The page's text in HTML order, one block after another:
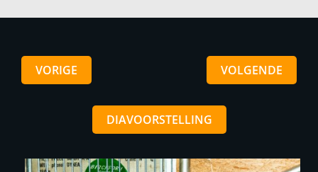
VORIGE VOLGENDE
DIAVOORSTELLING